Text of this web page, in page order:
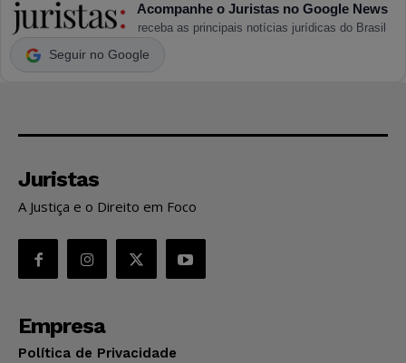
Acompanhe o Juristas no Google News
receba as principais notícias jurídicas do Brasil
Seguir no Google
Juristas
A Justiça e o Direito em Foco
Empresa
Política de Privacidade